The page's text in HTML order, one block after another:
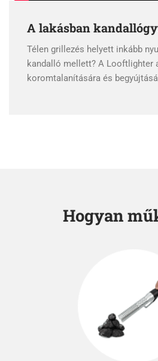
A lakásban
Télen grillezés helyett inkább
kandalló mellett? A Looftlighter
koromtalanítására és
Hogyan